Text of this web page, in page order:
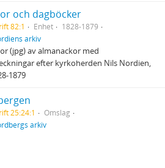
och dagböcker
82:1 Enhet
1828-1879
arkiv
(jpg) av almanackor med
efter kyrkoherden Nils Nordien,
1879
25:24:1
Omslag
arkiv